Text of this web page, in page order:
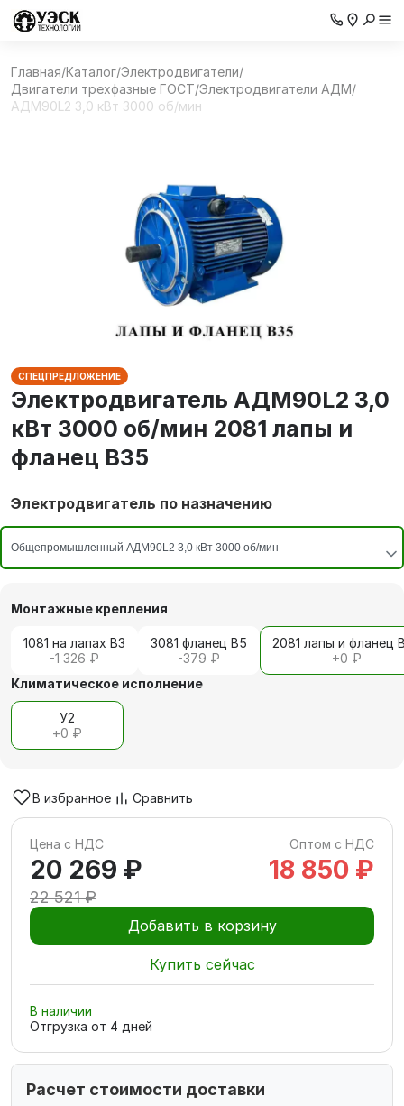
Главная/Каталог/Электродвигатели/
Двигатели трехфазные ГОСТ/Электродвигатели АДМ/
АДМ90L2 3,0 кВт 3000 об/мин
СПЕЦПРЕДЛОЖЕНИЕ
Электродвигатель АДМ90L2 3,0
кВт 3000 об/мин 2081 лапы и
фланец В35
Электродвигатель по назначению
Монтажные крепления
1081 на лапах В3
-1 326 ₽
3081 фланец В5
-379 ₽
2081 лапы и фланец
+0 ₽
Климатическое исполнение
У2
+0 ₽
В избранное Сравнить
Цена с НДС Оптом с НДС
20 269 ₽
22 521 ₽
18 850 ₽
Добавить в корзину
Купить сейчас
В наличии
Отгрузка от 4 дней
Расчет стоимости доставки